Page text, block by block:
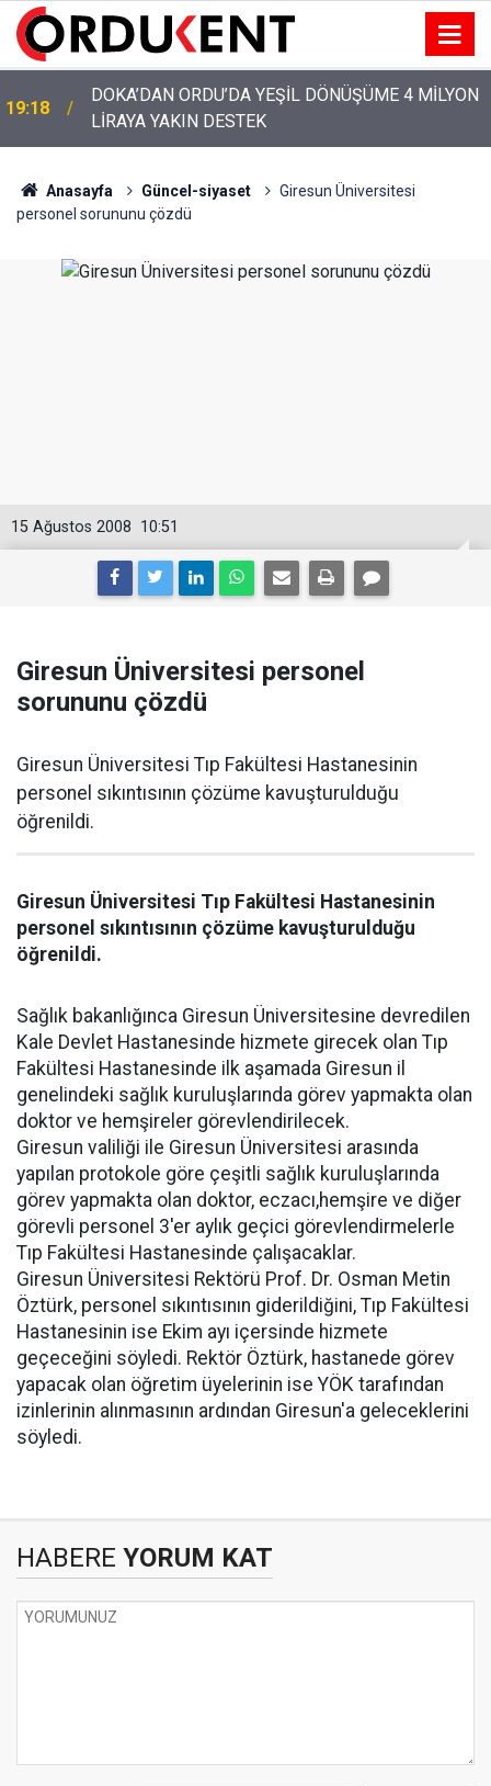
12:46
YENİ PARTİ’NİN ORDU’DAKİ 69 KİŞİLİK KURUCU
KADROSU AÇIKLANDI
Anasayfa Güncel-siyaset
Giresun Üniversitesi
personel sorununu çözdü
10:51
15 Ağustos 2008
Giresun Üniversitesi personel
sorununu çözdü
Giresun Üniversitesi Tıp Fakültesi Hastanesinin
personel sıkıntısının çözüme kavuşturulduğu
öğrenildi.
Giresun Üniversitesi Tıp Fakültesi Hastanesinin
personel sıkıntısının çözüme kavuşturulduğu
öğrenildi.
Sağlık bakanlığınca Giresun Üniversitesine devredilen
Kale Devlet Hastanesinde hizmete girecek olan Tıp
Fakültesi Hastanesinde ilk aşamada Giresun il
genelindeki sağlık kuruluşlarında görev yapmakta olan
doktor ve hemşireler görevlendirilecek.
Giresun valiliği ile Giresun Üniversitesi arasında
yapılan protokole göre çeşitli sağlık kuruluşlarında
görev yapmakta olan doktor, eczacı,hemşire ve diğer
görevli personel 3'er aylık geçici görevlendirmelerle
Tıp Fakültesi Hastanesinde çalışacaklar.
Giresun Üniversitesi Rektörü Prof. Dr. Osman Metin
Öztürk, personel sıkıntısının giderildiğini, Tıp Fakültesi
Hastanesinin ise Ekim ayı içersinde hizmete
geçeceğini söyledi. Rektör Öztürk, hastanede görev
yapacak olan öğretim üyelerinin ise YÖK tarafından
izinlerinin alınmasının ardından Giresun'a geleceklerini
söyledi.
HABERE YORUM KAT